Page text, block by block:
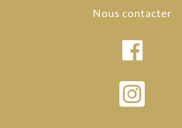
Nous contacter
